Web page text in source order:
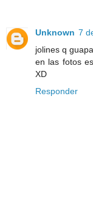
Unknown 7
jolines q
en las fotos
XD
Responder